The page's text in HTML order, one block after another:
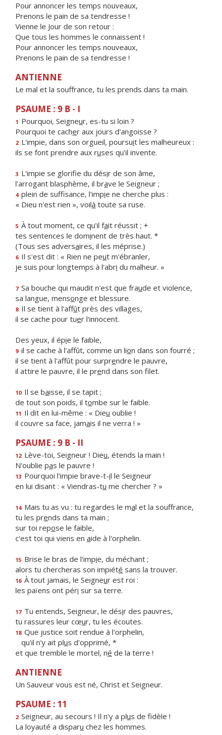
Pour annoncer les temps nouveaux,
Prenons le pain de sa tendresse !
Vienne le Jour de son retour :
Que tous les hommes le connaissent !
Pour annoncer les temps nouveaux,
Prenons le pain de sa tendresse !
ANTIENNE
Le mal et la souffrance, tu les prends dans ta main.
PSAUME : 9 B - I
1 Pourquoi, Seigneur, es-tu si loin ?
Pourquoi te cacher aux jours d'angoisse ?
2 L'impie, dans son orgueil, poursuit les malheureux :
ils se font prendre aux ruses qu'il invente.
3 L'impie se glorifie du désir de son âme,
l'arrogant blasphème, il brave le Seigneur ;
4 plein de suffisance, l'impie ne cherche plus :
« Dieu n'est rien », voilà toute sa ruse.
5 À tout moment, ce qu'il fait réussit ; +
tes sentences le dominent de très haut. *
(Tous ses adversaires, il les méprise.)
6 Il s'est dit : « Rien ne peut m'ébranler,
je suis pour longtemps à l'abri du malheur. »
7 Sa bouche qui maudit n'est que fraude et violence,
sa langue, mensonge et blessure.
8 Il se tient à l'affût près des villages,
il se cache pour tuer l'innocent.
Des yeux, il épie le faible,
9 il se cache à l'affût, comme un lion dans son fourré ;
il se tient à l'affût pour surprendre le pauvre,
il attire le pauvre, il le prend dans son filet.
10 Il se baisse, il se tapit ;
de tout son poids, il tombe sur le faible.
11 Il dit en lui-même : « Dieu oublie !
il couvre sa face, jamais il ne verra ! »
PSAUME : 9 B - II
12 Lève-toi, Seigneur ! Dieu, étends la main !
N'oublie pas le pauvre !
13 Pourquoi l'impie brave-t-il le Seigneur
en lui disant : « Viendras-tu me chercher ? »
14 Mais tu as vu : tu regardes le mal et la souffrance,
tu les prends dans ta main ;
sur toi repose le faible,
c'est toi qui viens en aide à l'orphelin.
15 Brise le bras de l'impie, du méchant ;
alors tu chercheras son impiété sans la trouver.
16 À tout jamais, le Seigneur est roi :
les païens ont péri sur sa terre.
17 Tu entends, Seigneur, le désir des pauvres,
tu rassures leur cœur, tu les écoutes.
18 Que justice soit rendue à l'orphelin,
qu'il n'y ait plus d'opprimé, *
et que tremble le mortel, né de la terre !
ANTIENNE
Un Sauveur vous est né, Christ et Seigneur.
PSAUME : 11
2 Seigneur, au secours ! Il n'y a plus de fidèle !
La loyauté a disparu chez les hommes.